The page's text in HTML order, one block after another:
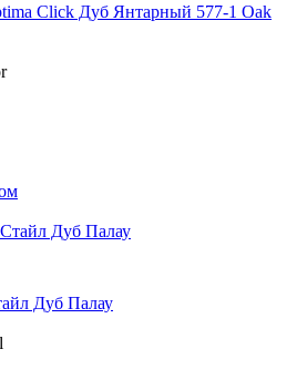
Click Дуб Янтарный 577-1 Оak
Дуб Палау